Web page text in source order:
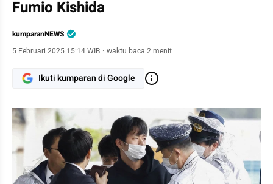
Fumio Kishida
kumparanNEWS
5 Februari 2025 15:14 WIB · waktu baca 2 menit
Ikuti kumparan di Google